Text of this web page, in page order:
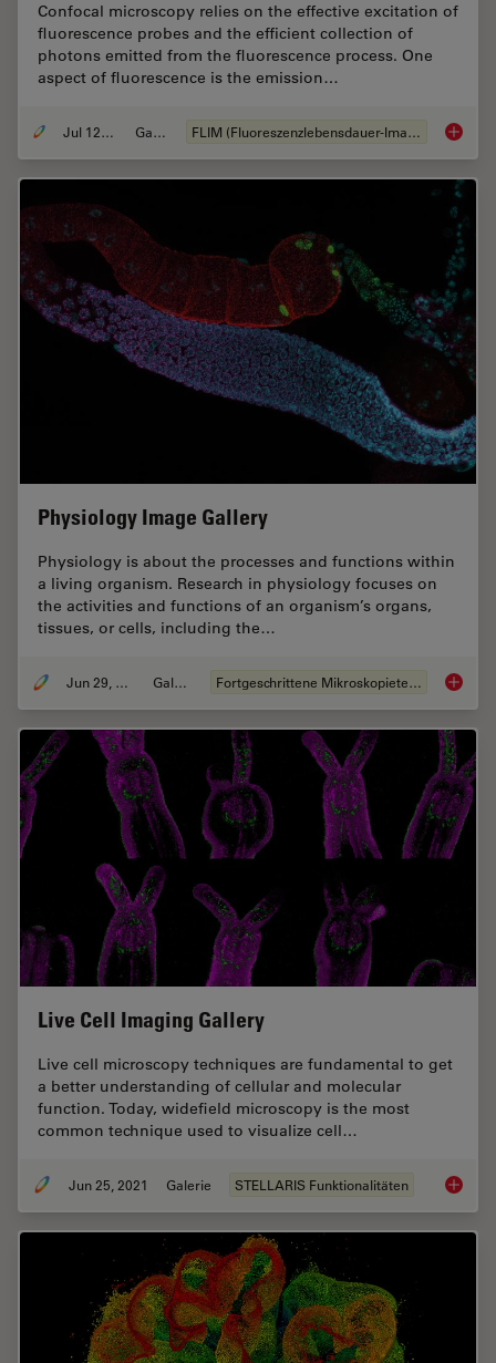
Confocal microscopy relies on the effective excitation of
fluorescence probes and the efficient collection of
photons emitted from the fluorescence process. One
aspect of fluorescence is the emission…
Jul 12, 2021 Galerie FLIM (Fluoreszenzlebensdauer-Imaging-Mikroskopie)
Physiology Image Gallery
Physiology is about the processes and functions within
a living organism. Research in physiology focuses on
the activities and functions of an organism’s organs,
tissues, or cells, including the…
Jun 29, 2021 Galerie Fortgeschrittene Mikroskopietechniken
Live Cell Imaging Gallery
Live cell microscopy techniques are fundamental to get
a better understanding of cellular and molecular
function. Today, widefield microscopy is the most
common technique used to visualize cell…
Jun 25, 2021 Galerie STELLARIS Funktionalitäten Live